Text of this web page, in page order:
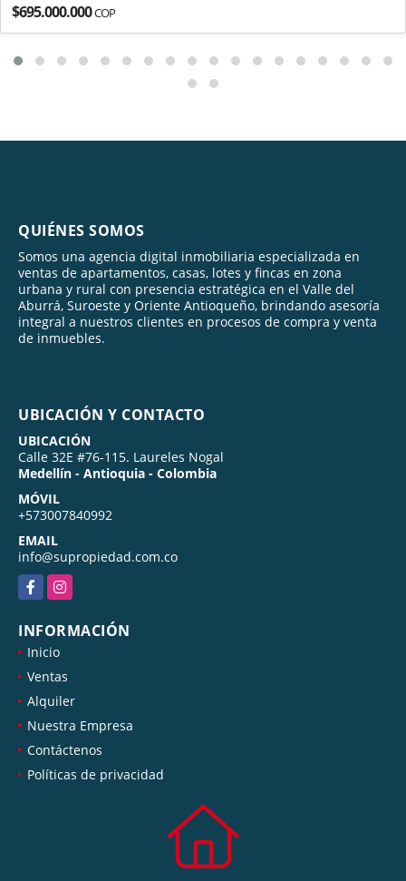
$695.000.000COP
QUIÉNES SOMOS
Somos una agencia digital inmobiliaria especializada en
ventas de apartamentos, casas, lotes y fincas en zona
urbana y rural con presencia estratégica en el Valle del
Aburrá, Suroeste y Oriente Antioqueño, brindando asesoría
integral a nuestros clientes en procesos de compra y venta
de inmuebles.
UBICACIÓN Y CONTACTO
UBICACIÓN
Calle 32E #76-115. Laureles Nogal
Medellín - Antioquia - Colombia
MÓVIL
+573007840992
EMAIL
info@supropiedad.com.co
FacebookInstagram
INFORMACIÓN
Inicio
Ventas
Alquiler
Nuestra Empresa
Contáctenos
Políticas de privacidad